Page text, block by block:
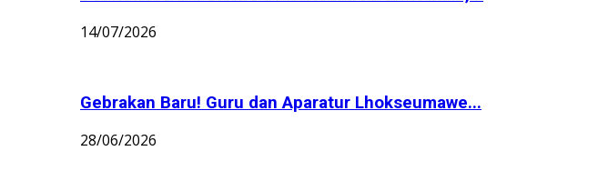
14/07/2026
Gebrakan Baru! Guru dan Aparatur Lhokseumawe...
28/06/2026